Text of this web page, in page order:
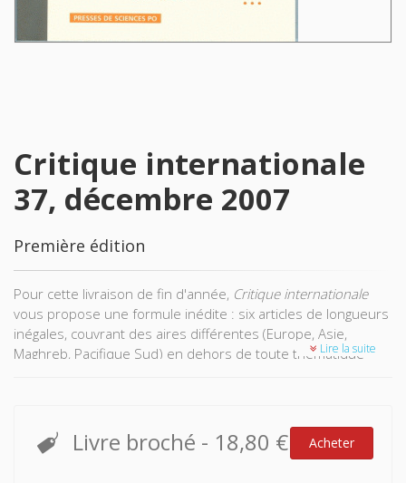
Critique internationale
37, décembre 2007
Première édition
Pour cette livraison de fin d'année, Critique internationale
vous propose une formule inédite : six articles de longueurs
inégales, couvrant des aires différentes (Europe, Asie,
Maghreb, Pacifique Sud) en dehors de toute thématique
recensions d'ouvrages, ce choix éditorial consistant à publier
un numéro "éclectique" est la conséquence de
Lire la suite
Livre broché - 18,80 € Acheter